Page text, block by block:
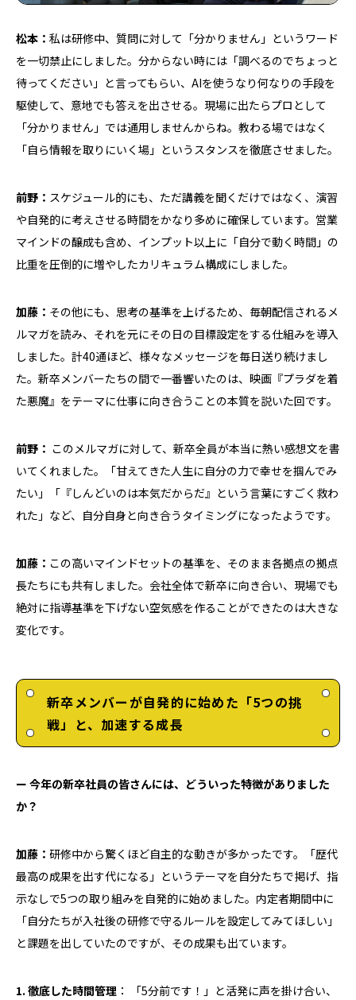
松本： 私は研修中、質問に対して「分かりません」というワード
を一切禁止にしました。分からない時には「調べるのでちょっと
待ってください」と言ってもらい、AIを使うなり何なりの手段を
駆使して、意地でも答えを出させる。現場に出たらプロとして
「分かりません」では通用しませんからね。教わる場ではなく
「自ら情報を取りにいく場」というスタンスを徹底させました。
前野： スケジュール的にも、ただ講義を聞くだけではなく、演習
や自発的に考えさせる時間をかなり多めに確保しています。営業
マインドの醸成も含め、インプット以上に「自分で動く時間」の
比重を圧倒的に増やしたカリキュラム構成にしました。
加藤： その他にも、思考の基準を上げるため、毎朝配信されるメ
ルマガを読み、それを元にその日の目標設定をする仕組みを導入
しました。計40通ほど、様々なメッセージを毎日送り続けまし
た。新卒メンバーたちの間で一番響いたのは、映画『プラダを着
た悪魔』をテーマに仕事に向き合うことの本質を説いた回です。
前野： このメルマガに対して、新卒全員が本当に熱い感想文を書
いてくれました。「甘えてきた人生に自分の力で幸せを掴んでみ
たい」「『しんどいのは本気だからだ』という言葉にすごく救わ
れた」など、自分自身と向き合うタイミングになったようです。
加藤： この高いマインドセットの基準を、そのまま各拠点の拠点
長たちにも共有しました。会社全体で新卒に向き合い、現場でも
絶対に指導基準を下げない空気感を作ることができたのは大きな
変化です。
新卒メンバーが自発的に始めた「5つの挑
戦」と、加速する成長
ー 今年の新卒社員の皆さんには、どういった特徴がありました
か？
加藤： 研修中から驚くほど自主的な動きが多かったです。「歴代
最高の成果を出す代になる」というテーマを自分たちで掲げ、指
示なしで5つの取り組みを自発的に始めました。内定者期間中に
「自分たちが入社後の研修で守るルールを設定してみてほしい」
と課題を出していたのですが、その成果も出ています。
1. 徹底した時間管理 ： 「5分前です！」と活発に声を掛け合い、